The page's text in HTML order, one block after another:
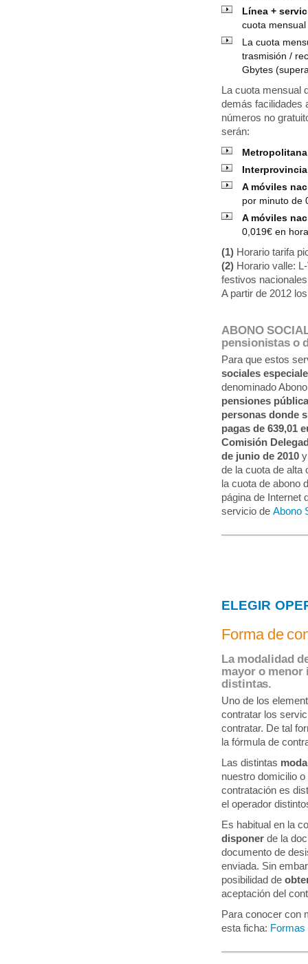
Línea +
cuota
La cuota
trasmisión /
Gbytes
La cuota mensual
demás facilidades
números no
serán:
A móviles
por minuto de
A móviles
0,019€ en
(1) Horario tarifa
(2) Horario valle:
festivos
A partir de 2012
ABONO
pensionistas o
Para que estos
sociales
denominado
pensiones
personas donde
pagas de 639,01
Comisión
de junio de 2010
de la cuota de alta
la cuota de abono
página de Internet
servicio deAbono
ELEGIR
Forma de
La modalidad
mayor o menor
distintas.
Uno de los
contratar los
contratar. De tal
la fórmula de
Las distintas
nuestro domicilio
contratación es
el operador
Es habitual en la
disponer de la
documento de
enviada. Sin
posibilidad de
aceptación del
Para conocer con
esta ficha: Formas